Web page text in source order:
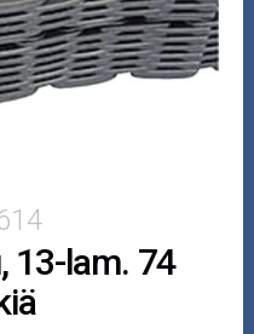
13-lam. 74